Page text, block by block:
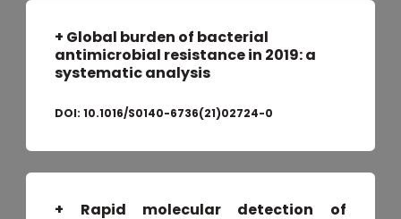
+ Global burden of bacterial
antimicrobial resistance in 2019: a
systematic analysis
DOI:10.1016/S0140-6736(21)02724-0
+ Rapid molecular detection of